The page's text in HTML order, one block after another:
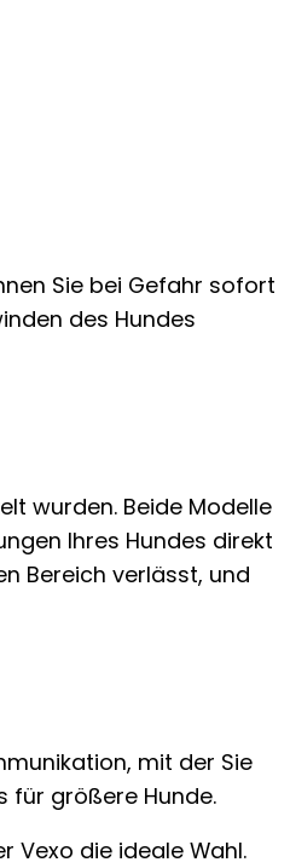
Sie bei Gefahr sofort
des Hundes
wurden. Beide Modelle
Ihres Hundes direkt
Bereich verlässt, und
mit der Sie
für größere Hunde.
Vexo die ideale Wahl.